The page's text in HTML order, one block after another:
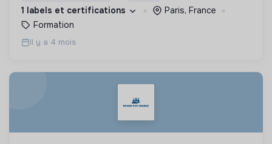
1 labels et certifications
Paris, France
Formation
Il y a 4 mois